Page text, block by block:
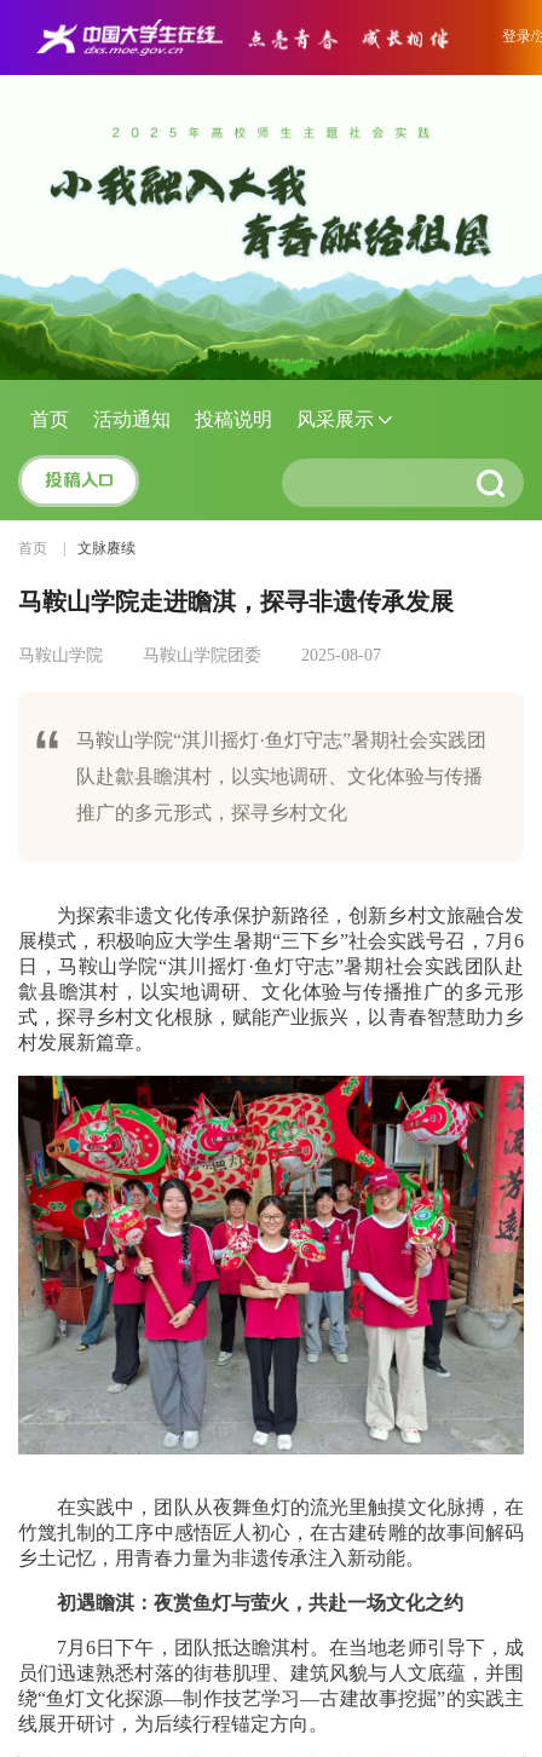
登录/
首页 活动通知 投稿说明 风采展示
投稿入口
首页 文脉赓续
马鞍山学院走进瞻淇，探寻非遗传承发展
马鞍山学院 马鞍山学院团委 2025-08-07
马鞍山学院“淇川摇灯·鱼灯守志”暑期社会实践团
队赴歙县瞻淇村，以实地调研、文化体验与传播
推广的多元形式，探寻乡村文化
为探索非遗文化传承保护新路径，创新乡村文旅融合发
展模式，积极响应大学生暑期“三下乡”社会实践号召，7月6
日，马鞍山学院“淇川摇灯·鱼灯守志”暑期社会实践团队赴
歙县瞻淇村，以实地调研、文化体验与传播推广的多元形
式，探寻乡村文化根脉，赋能产业振兴，以青春智慧助力乡
村发展新篇章。
在实践中，团队从夜舞鱼灯的流光里触摸文化脉搏，在
竹篾扎制的工序中感悟匠人初心，在古建砖雕的故事间解码
乡土记忆，用青春力量为非遗传承注入新动能。
初遇瞻淇：夜赏鱼灯与萤火，共赴一场文化之约
7月6日下午，团队抵达瞻淇村。在当地老师引导下，成
员们迅速熟悉村落的街巷肌理、建筑风貌与人文底蕴，并围
绕“鱼灯文化探源—制作技艺学习—古建故事挖掘”的实践主
线展开研讨，为后续行程锚定方向。